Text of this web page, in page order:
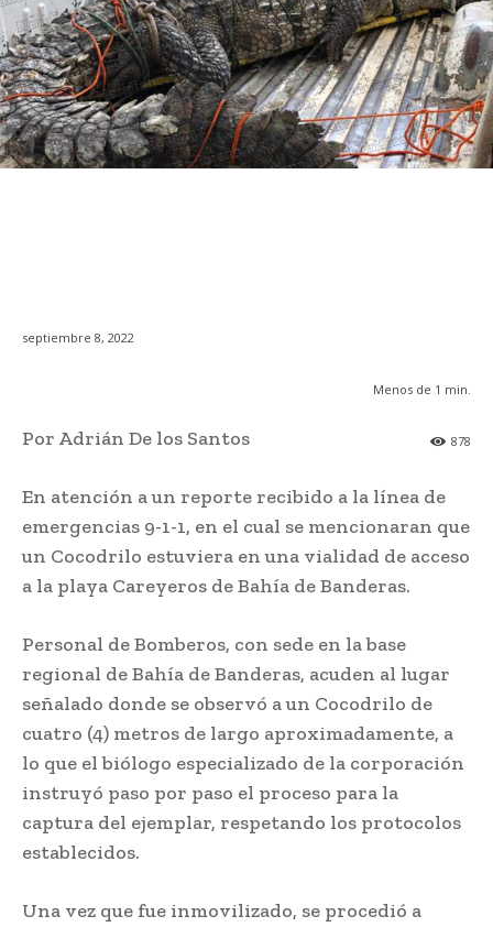
septiembre 8, 2022
Menos de 1 min.
878
Por Adrián De los Santos
En atención a un reporte recibido a la línea de
emergencias 9-1-1, en el cual se mencionaran que
un Cocodrilo estuviera en una vialidad de acceso
a la playa Careyeros de Bahía de Banderas.
Personal de Bomberos, con sede en la base
regional de Bahía de Banderas, acuden al lugar
señalado donde se observó a un Cocodrilo de
cuatro (4) metros de largo aproximadamente, a
lo que el biólogo especializado de la corporación
instruyó paso por paso el proceso para la
captura del ejemplar, respetando los protocolos
establecidos.
Una vez que fue inmovilizado, se procedió a